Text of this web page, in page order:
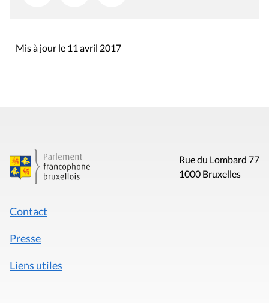
Mis à jour le 11 avril 2017
Rue du Lombard 77
1000 Bruxelles
Contact
Presse
Liens utiles